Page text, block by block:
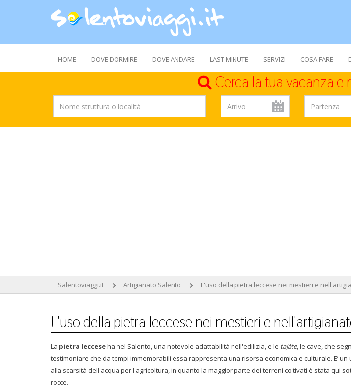
HOME DOVE DORMIRE DOVE ANDARE LAST MINUTE SERVIZI COSA FARE
Cerca la tua vacanza e
Salentoviaggi.it Artigianato Salento L'uso della pietra leccese nei mestieri e
L'uso della pietra leccese nei mestieri e
La pietra lecceseha nel Salento, una notevole adattabilità nell'edilizia, e le tajàte, le cave, che
testimoniare che da tempi immemorabili essa rappresenta una risorsa economica e culturale. E’
alla scarsità dell'acqua per l'agricoltura, in quanto la maggior parte dei terreni coltivati è stata qui
rocce.